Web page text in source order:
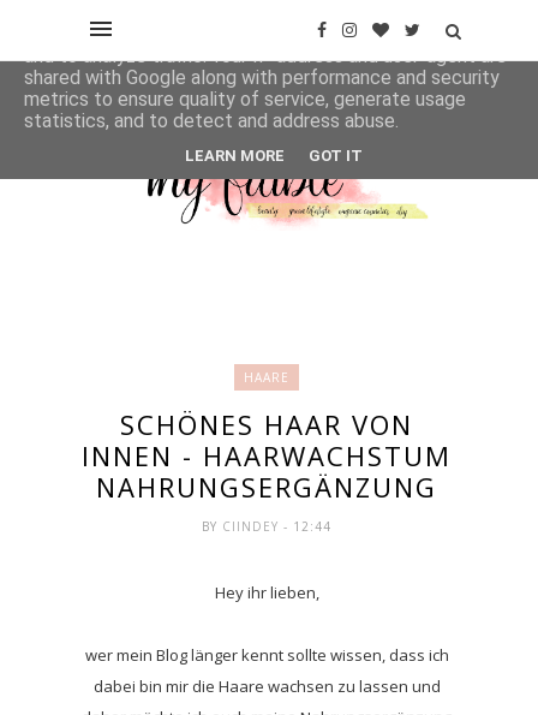
HAARE
SCHÖNES HAAR VON
INNEN - HAARWACHSTUM
NAHRUNGSERGÄNZUNG
BY CIINDEY- 12:44
Hey ihr lieben,
wer mein Blog länger kennt sollte wissen, dass ich
dabei bin mir die Haare wachsen zu lassen und
This site uses cookies from Google to deliver its services
and to analyze traffic. Your IP address and user-agent are
shared with Google along with performance and security
metrics to ensure quality of service, generate usage
statistics, and to detect and address abuse.
LEARN MORE GOT IT